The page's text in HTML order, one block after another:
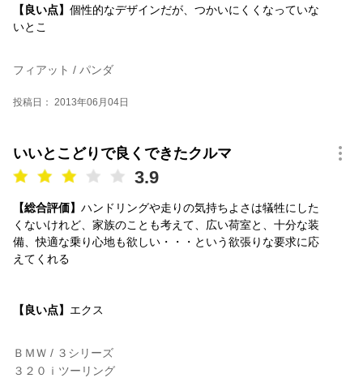
【良い点】 個性的なデザインだが、つかいにくくなっていな
いとこ
フィアット / パンダ
投稿日： 2013年06月04日
いいとこどりで良くできたクルマ
3.9
【総合評価】 ハンドリングや走りの気持ちよさは犠牲にした
くないけれど、家族のことも考えて、広い荷室と、十分な装
備、快適な乗り心地も欲しい・・・という欲張りな要求に応
えてくれる
【良い点】 エクス
ＢＭＷ / ３シリーズ
３２０ｉツーリング